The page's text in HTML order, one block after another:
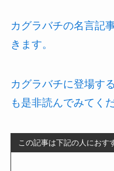
カグラバチの名言記
きます。
カグラバチに登場す
も是非読んでみてく
この記事は下記の人におす